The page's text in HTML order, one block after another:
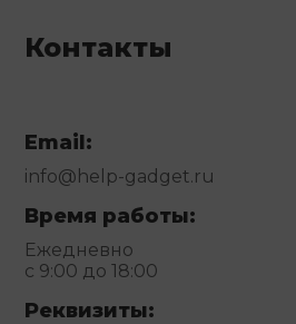
Контакты
Email:
info@help-gadget.ru
Время работы:
Ежедневно
с 9:00 до 18:00
Реквизиты: